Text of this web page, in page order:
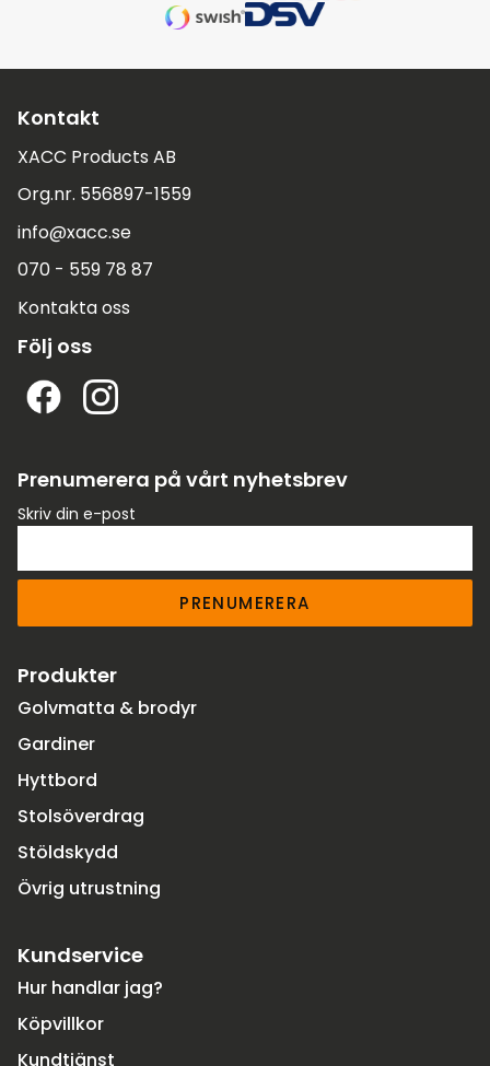
Kontakt
XACC Products AB
Org.nr. 556897-1559
info@xacc.se
070 - 559 78 87
Kontakta oss
Följ oss
Prenumerera på vårt nyhetsbrev
Skriv din e-post
PRENUMERERA
Produkter
Golvmatta & brodyr
Gardiner
Hyttbord
Stolsöverdrag
Stöldskydd
Övrig utrustning
Kundservice
Hur handlar jag?
Köpvillkor
Kundtjänst